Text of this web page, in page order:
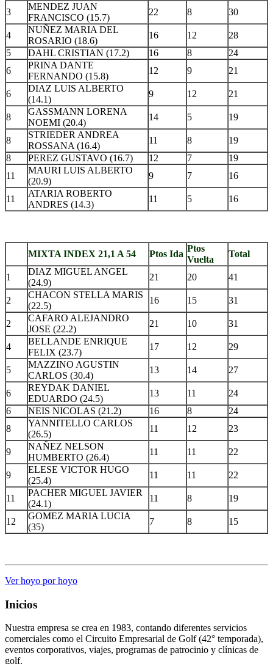
3
MENDEZ JUAN
FRANCISCO (15.7)
22 8 30
4
NUÑEZ MARIA DEL
ROSARIO (18.6)
16 12
28
5
DAHL CRISTIAN (17.2) 16 8
24
6
PRINA DANTE
FERNANDO (15.8)
12 9 21
6
DIAZ LUIS ALBERTO
(14.1)
9 12 21
8
GASSMANN LORENA
NOEMI (20.4)
14 5 19
8
STRIEDER ANDREA
ROSSANA (16.4)
11 8
19
8
PEREZ GUSTAVO (16.7) 12 7
19
11
MAURI LUIS ALBERTO
(20.9)
9 7 16
11
ATARIA ROBERTO
ANDRES (14.3)
11 5 16
MIXTA INDEX 21,1 A 54 Ptos Ida
Ptos
Vuelta
Total
1
DIAZ MIGUEL ANGEL
(24.9)
21 20 41
2
CHACON STELLA MARIS
(22.5)
16 15 31
2
CAFARO ALEJANDRO
JOSE (22.2)
21 10 31
4
BELLANDE ENRIQUE
FELIX (23.7)
17 12 29
5
MAZZINO AGUSTIN
CARLOS (30.4)
13 14 27
6
REYDAK DANIEL
EDUARDO (24.5)
13 11
24
6
NEIS NICOLAS (21.2) 16 8
24
8
YANNITELLO CARLOS
(26.5)
11 12 23
9
NAÑEZ NELSON
HUMBERTO (26.4)
11 11 22
9
ELESE VICTOR HUGO
(25.4)
11 11 22
11
PACHER MIGUEL JAVIER
(24.1)
11 8 19
12
GOMEZ MARIA LUCIA
(35)
7 8 15
Ver hoyo por hoyo
Inicios
Nuestra empresa se crea en 1983, contando diferentes servicios
comerciales como el Circuito Empresarial de Golf (42° temporada),
eventos corporativos, viajes, programas de patrocinio y clínicas de
golf.